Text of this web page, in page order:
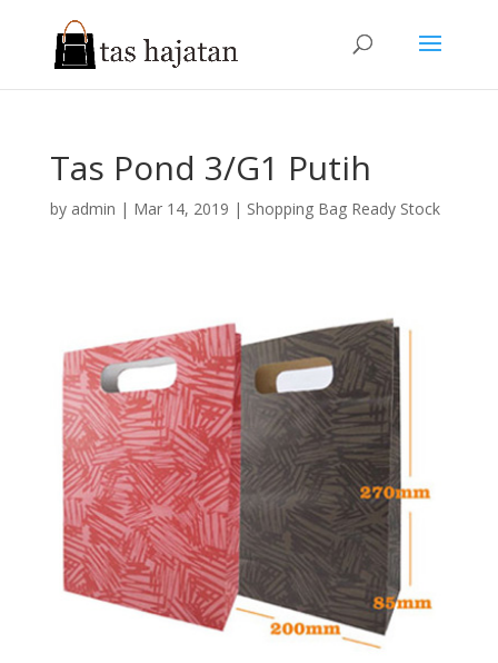
Tas Pond 3/G1 Putih
by admin | Mar 14, 2019 | Shopping Bag Ready Stock